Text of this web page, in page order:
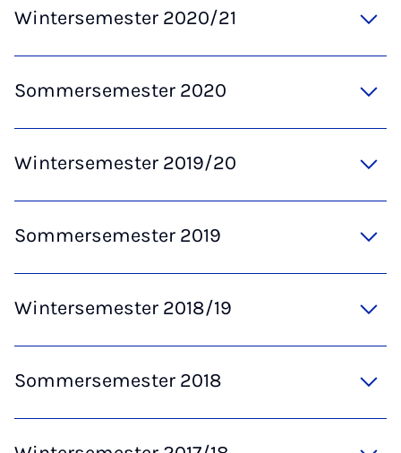
Wintersemester 2020/21
Sommersemester 2020
Wintersemester 2019/20
Sommersemester 2019
Wintersemester 2018/19
Sommersemester 2018